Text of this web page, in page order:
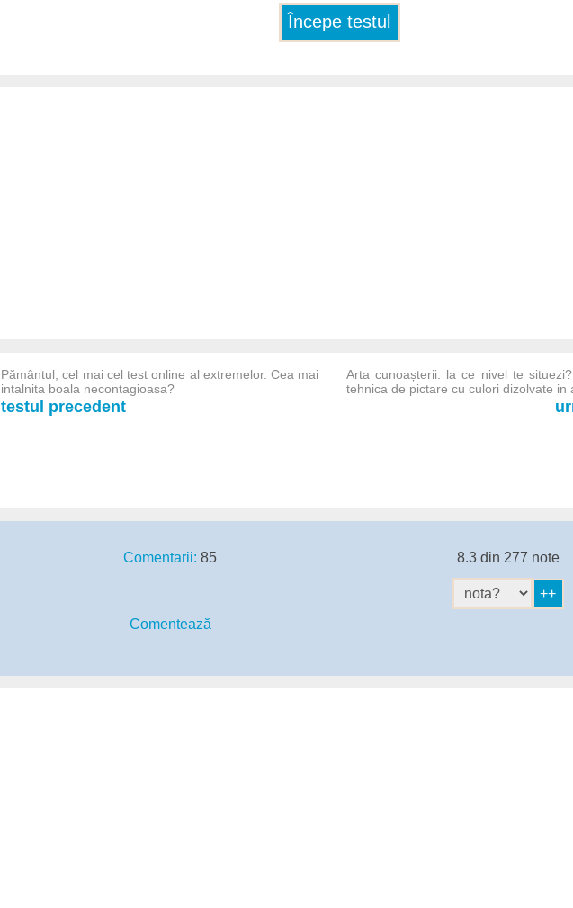
Pământul, cel mai cel test online al extremelor. Cea mai
intalnita boala necontagioasa?
testul precedent
Arta cunoașterii: la ce nivel te
tehnica de pictare cu culori dizolvate in
Comentarii: 85
Comentează
8.3 din 277 note